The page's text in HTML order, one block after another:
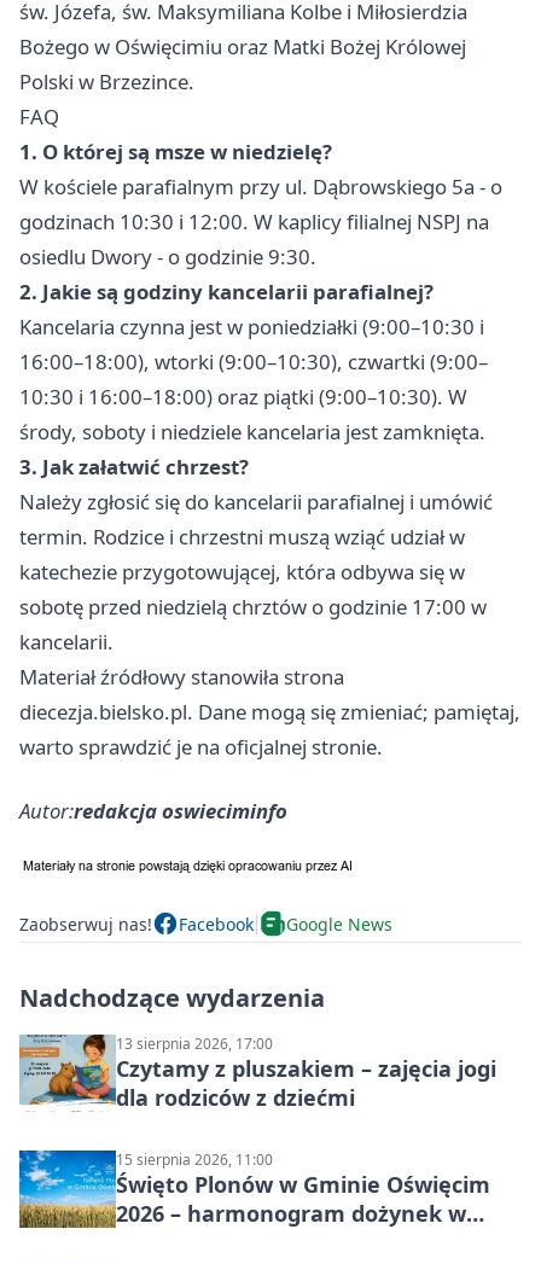
św. Józefa, św. Maksymiliana Kolbe i Miłosierdzia
Bożego w Oświęcimiu oraz Matki Bożej Królowej
Polski w Brzezince.
FAQ
1. O której są msze w niedzielę?
W kościele parafialnym przy ul. Dąbrowskiego 5a - o
godzinach 10:30 i 12:00. W kaplicy filialnej NSPJ na
osiedlu Dwory - o godzinie 9:30.
2. Jakie są godziny kancelarii parafialnej?
Kancelaria czynna jest w poniedziałki (9:00–10:30 i
16:00–18:00), wtorki (9:00–10:30), czwartki (9:00–
10:30 i 16:00–18:00) oraz piątki (9:00–10:30). W
środy, soboty i niedziele kancelaria jest zamknięta.
3. Jak załatwić chrzest?
Należy zgłosić się do kancelarii parafialnej i umówić
termin. Rodzice i chrzestni muszą wziąć udział w
katechezie przygotowującej, która odbywa się w
sobotę przed niedzielą chrztów o godzinie 17:00 w
kancelarii.
Materiał źródłowy stanowiła strona
diecezja.bielsko.pl. Dane mogą się zmieniać; pamiętaj,
warto sprawdzić je na oficjalnej stronie.
Autor:redakcja oswieciminfo
Zaobserwuj nas! Facebook Google News
Nadchodzące wydarzenia
13 sierpnia 2026, 17:00
Czytamy z pluszakiem – zajęcia jogi
dla rodziców z dziećmi
15 sierpnia 2026, 11:00
Święto Plonów w Gminie Oświęcim
2026 – harmonogram dożynek w